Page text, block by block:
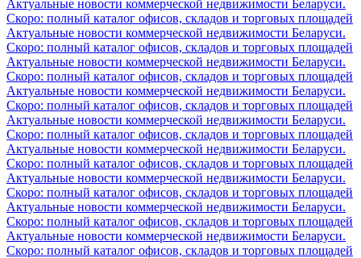
Актуальные новости коммерческой недвижимости Беларуси.
Скоро: полный каталог офисов, складов и торговых площадей
Актуальные новости коммерческой недвижимости Беларуси.
Скоро: полный каталог офисов, складов и торговых площадей
Актуальные новости коммерческой недвижимости Беларуси.
Скоро: полный каталог офисов, складов и торговых площадей
Актуальные новости коммерческой недвижимости Беларуси.
Скоро: полный каталог офисов, складов и торговых площадей
Актуальные новости коммерческой недвижимости Беларуси.
Скоро: полный каталог офисов, складов и торговых площадей
Актуальные новости коммерческой недвижимости Беларуси.
Скоро: полный каталог офисов, складов и торговых площадей
Актуальные новости коммерческой недвижимости Беларуси.
Скоро: полный каталог офисов, складов и торговых площадей
Актуальные новости коммерческой недвижимости Беларуси.
Скоро: полный каталог офисов, складов и торговых площадей
Актуальные новости коммерческой недвижимости Беларуси.
Скоро: полный каталог офисов, складов и торговых площадей